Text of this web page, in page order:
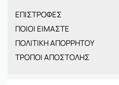
BRANDS
ΝΕΕΣ ΑΦΙΞΕΙΣ
OFFERS
ΤΣΑΝΤΕΣ
ΕΠΙΣΤΡΟΦΕΣ
ΠΟΙΟΙ ΕΙΜΑΣΤΕ
ΠΟΛΙΤΙΚΗ ΑΠΟΡΡΗΤΟΥ
ΤΡΟΠΟΙ ΑΠΟΣΤΟΛΗΣ